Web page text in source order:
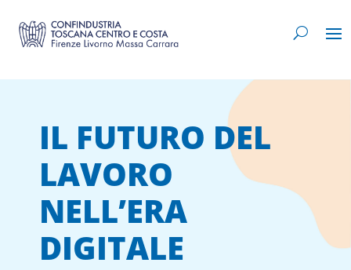
IL FUTURO DEL
LAVORO
NELL’ERA
DIGITALE